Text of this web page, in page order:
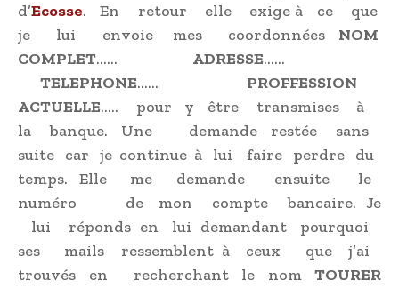
d’Ecosse. En retour elle exige à ce que
je lui envoie mes coordonnées NOM
COMPLET…… ADRESSE……
TELEPHONE…… PROFFESSION
ACTUELLE….. pour y être transmises à
la banque. Une demande restée sans
suite car je continue à lui faire perdre du
temps. Elle me demande ensuite le
numéro de mon compte bancaire. Je
lui réponds en lui demandant pourquoi
ses mails ressemblent à ceux que j’ai
trouvés en recherchant le nom TOURER